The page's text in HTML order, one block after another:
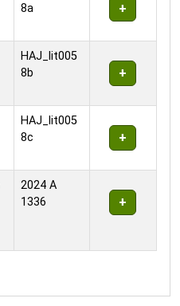
8a
HAJ_lit005
8b
HAJ_lit005
8c
2024 A
1336